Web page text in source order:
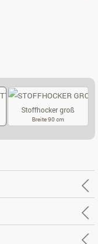
Stoffhocker groß
Breite 90 cm